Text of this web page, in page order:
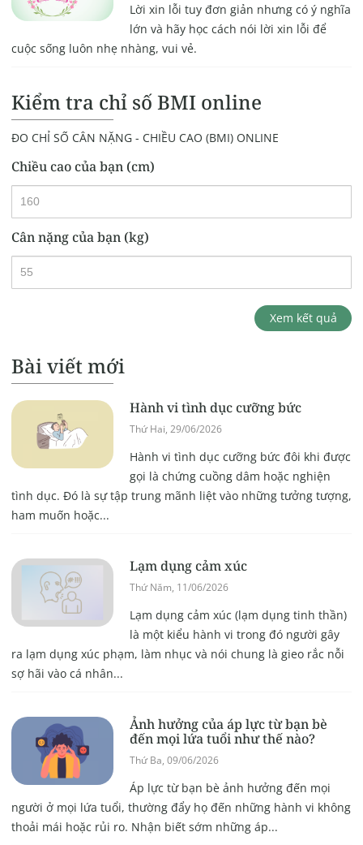
Lời xin lỗi tuy đơn giản nhưng có ý nghĩa
lớn và hãy học cách nói lời xin lỗi để
cuộc sống luôn nhẹ nhàng, vui vẻ.
Kiểm tra chỉ số BMI online
ĐO CHỈ SỐ CÂN NẶNG - CHIỀU CAO (BMI) ONLINE
Chiều cao của bạn (cm)
Cân nặng của bạn (kg)
Xem kết quả
Bài viết mới
Hành vi tình dục cưỡng bức
Thứ Hai, 29/06/2026
Hành vi tình dục cưỡng bức đôi khi được
gọi là chứng cuồng dâm hoặc nghiện
tình dục. Đó là sự tập trung mãnh liệt vào những tưởng tượng,
ham muốn hoặc...
Lạm dụng cảm xúc
Thứ Năm, 11/06/2026
Lạm dụng cảm xúc (lạm dụng tinh thần)
là một kiểu hành vi trong đó người gây
ra lạm dụng xúc phạm, làm nhục và nói chung là gieo rắc nỗi
sợ hãi vào cá nhân...
Ảnh hưởng của áp lực từ bạn bè
đến mọi lứa tuổi như thế nào?
Thứ Ba, 09/06/2026
Áp lực từ bạn bè ảnh hưởng đến mọi
người ở mọi lứa tuổi, thường đẩy họ đến những hành vi không
thoải mái hoặc rủi ro. Nhận biết sớm những áp...